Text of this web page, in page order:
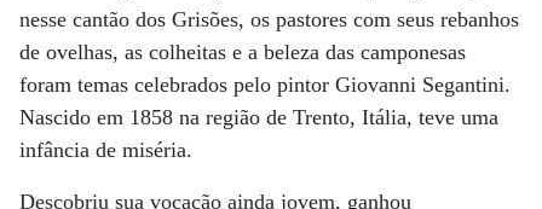
nesse cantão dos Grisões, os pastores com seus rebanhos
de ovelhas, as colheitas e a beleza das camponesas
foram temas celebrados pelo pintor Giovanni Segantini.
Nascido em 1858 na região de Trento, Itália, teve uma
infância de miséria.
Descobriu sua vocação ainda jovem, ganhou